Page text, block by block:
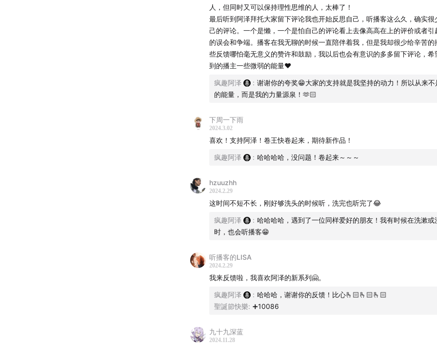
更多精彩内容推荐
致命女人：退伍女兵反杀案
反转！疯狂杀手案中案
人，但同时又可以保持理性思维的人，太棒了！
最后听到阿泽拜托大家留下评论我也开始反思自己，听播客这么久，确实很
己的评论。一个是懒，一个是怕自己的评论看上去像高高在上的评价或者引
的误会和争端。播客在我无聊的时候一直陪伴着我，但是我却很少给辛苦的
些反馈哪怕毫无意义的赞许和鼓励，我以后也会有意识的多多留下评论，希
到的播主一些微弱的能量❤️
疯趣阿泽 : 谢谢你的夸奖😁大家的支持就是我坚持的动力！所以从来不
的能量，而是我的力量源泉！🫶🏻
下周一下雨
2024.3.02
喜欢！支持阿泽！卷王快卷起来，期待新作品！
疯趣阿泽 : 哈哈哈哈，没问题！卷起来～～～
hzuuzhh
2024.2.29
这时间不短不长，刚好够洗头的时候听，洗完也听完了😂
疯趣阿泽 : 哈哈哈哈，遇到了一位同样爱好的朋友！我有时候在洗漱或
时，也会听播客😁
听播客的LISA
2024.2.29
我来反馈啦，我喜欢阿泽的新系列🤗。
疯趣阿泽 : 哈哈哈，谢谢你的反馈！比心🫰🏻🫰🏻🫰🏻
聖誕節快樂: ➕10086
九十九深蓝
2024.11.28